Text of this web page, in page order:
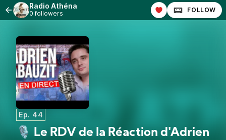
Radio Athéna
0 followers FOLLOW
Ep. 44
🎙 Le RDV de la Réaction d'Adrien